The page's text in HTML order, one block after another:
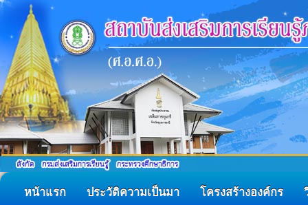
หน้าแรก ประวัติความเป็นมา โครงสร้างองค์กร